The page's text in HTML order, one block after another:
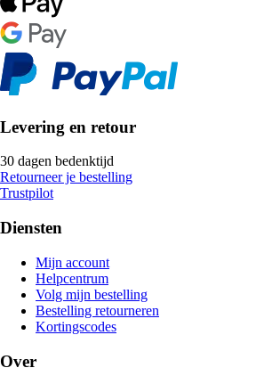
Levering en retour
30 dagen bedenktijd
Retourneer je bestelling
Trustpilot
Diensten
Mijn account
Helpcentrum
Volg mijn bestelling
Bestelling retourneren
Kortingscodes
Over